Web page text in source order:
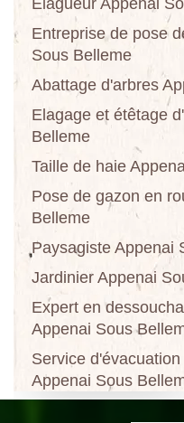
Entreprise de pose
Sous Belleme
Abattage d'arbres
Elagage et étêtage
Belleme
Taille de haie
Pose de gazon en
Belleme
Paysagiste Appenai
Jardinier Appenai
Expert en
Appenai Sous
Service
Appenai Sous